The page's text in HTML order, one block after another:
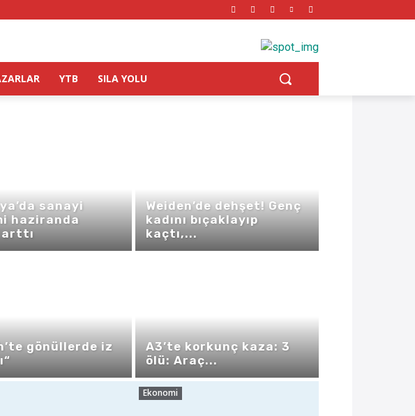
YTB SILA YOLU
sanayi
haziranda
arttı
Weiden’de dehşet! Genç
kadını bıçaklayıp
kaçtı,...
gönüllerde iz
A3’te korkunç kaza: 3
ölü: Araç...
Ekonomi